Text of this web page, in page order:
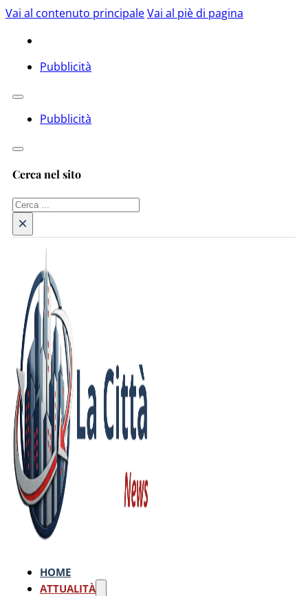
Vai al contenuto principaleVai al piè di pagina
Pubblicità
Pubblicità
Cerca nel sito
Cerca
×
HOME
ATTUALITÀ